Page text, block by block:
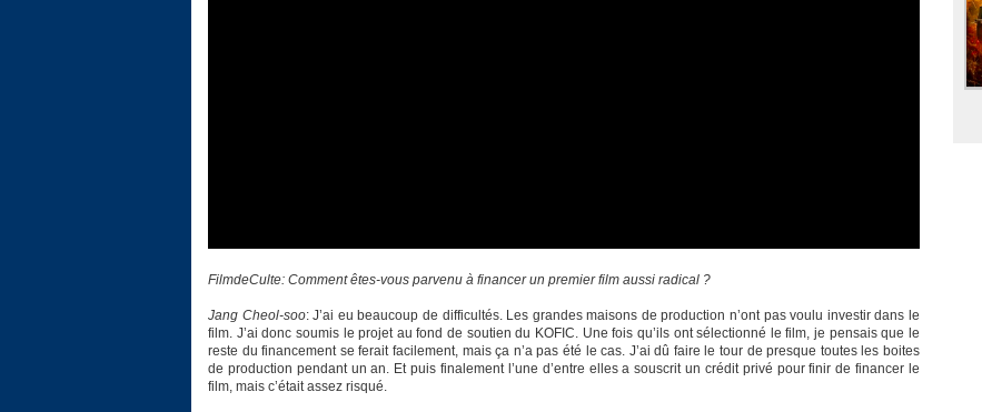
FilmdeCulte: Comment êtes-vous parvenu à financer un premier film aussi radical ?
Jang Cheol-soo: J’ai eu beaucoup de difficultés. Les grandes maisons de production n’ont pas voulu investir dans le
film. J’ai donc soumis le projet au fond de soutien du KOFIC. Une fois qu’ils ont sélectionné le film, je pensais que le
reste du financement se ferait facilement, mais ça n’a pas été le cas. J’ai dû faire le tour de presque toutes les boites
de production pendant un an. Et puis finalement l’une d’entre elles a souscrit un crédit privé pour finir de financer le
film, mais c’était assez risqué.